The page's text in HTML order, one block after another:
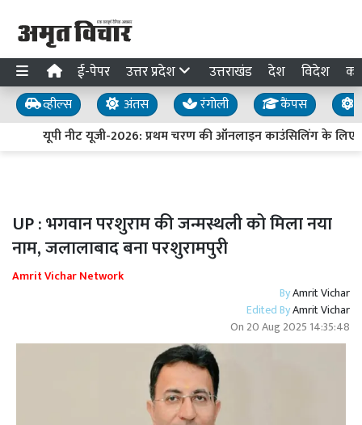
ई-पेपर उत्तर प्रदेश उत्तराखंड देश विदेश
व्हील्स अंतस रंगोली कैंपस
यूपी नीट यूजी-2026: प्रथम चरण की ऑनलाइन काउंसिलिंग के लिए
UP : भगवान परशुराम की जन्मस्थली को मिला नया
नाम, जलालाबाद बना परशुरामपुरी
Amrit Vichar Network
ByAmrit Vichar
Edited ByAmrit Vichar
On 20 Aug 2025 14:35:48